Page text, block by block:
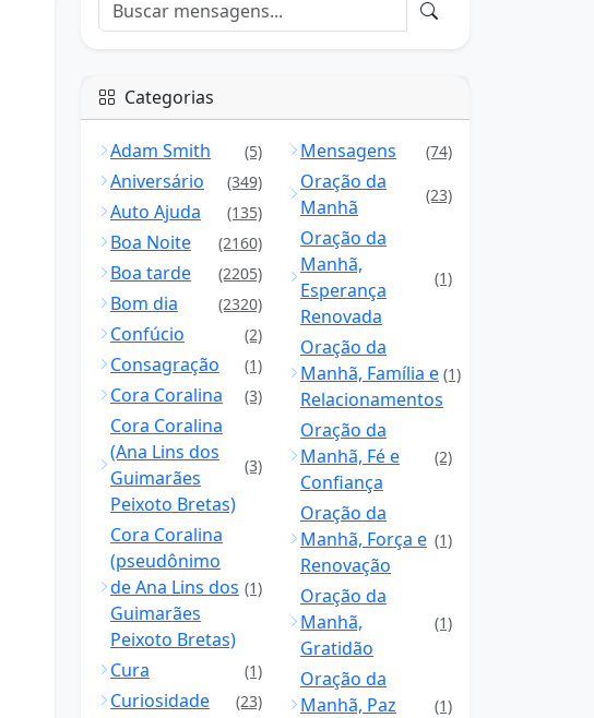
Categorias
Adam Smith (5)
Aniversário (349)
Auto Ajuda (135)
Boa Noite (2160)
Boa tarde (2205)
Bom dia (2320)
Confúcio (2)
Consagração (1)
Cora Coralina (3)
Cora Coralina
(Ana Lins dos
Guimarães
Peixoto Bretas)
(3)
Cora Coralina
(pseudônimo
de Ana Lins dos
Guimarães
Peixoto Bretas)
(1)
Cura (1)
Curiosidade (23)
Mensagens (74)
Oração da
Manhã
(23)
Oração da
Manhã,
Esperança
Renovada
(1)
Oração da
Manhã, Família e
Relacionamentos
(1)
Oração da
Manhã, Fé e
Confiança
(2)
Oração da
Manhã, Força e
Renovação
(1)
Oração da
Manhã,
Gratidão
(1)
Oração da
Manhã, Paz
(1)